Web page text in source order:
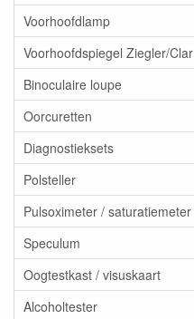
Voorhoofdlamp
Voorhoofdspiegel Ziegler/Clar
Binoculaire loupe
Oorcuretten
Diagnostieksets
Polsteller
Pulsoximeter / saturatiemeter
Speculum
Oogtestkast / visuskaart
Alcoholtester